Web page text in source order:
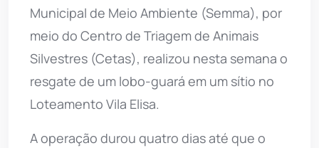
Municipal de Meio Ambiente (Semma), por
meio do Centro de Triagem de Animais
Silvestres (Cetas), realizou nesta semana o
resgate de um lobo-guará em um sítio no
Loteamento Vila Elisa.
A operação durou quatro dias até que o